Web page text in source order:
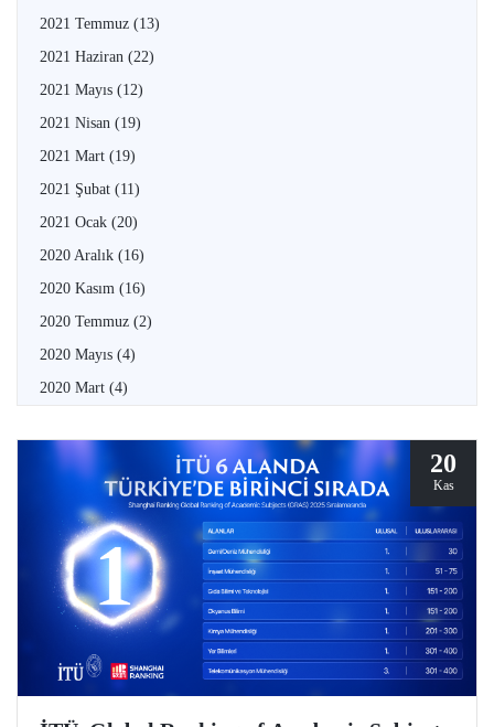
2021 Temmuz (13)
2021 Haziran (22)
2021 Mayıs (12)
2021 Nisan (19)
2021 Mart (19)
2021 Şubat (11)
2021 Ocak (20)
2020 Aralık (16)
2020 Kasım (16)
2020 Temmuz (2)
2020 Mayıs (4)
2020 Mart (4)
20
Kas